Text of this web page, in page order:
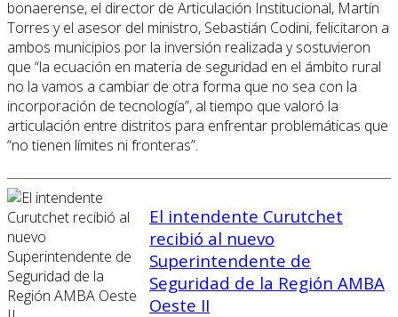
bonaerense, el director de Articulación Institucional, Martín
Torres y el asesor del ministro, Sebastián Codini, felicitaron a
ambos municipios por la inversión realizada y sostuvieron
que “la ecuación en materia de seguridad en el ámbito rural
no la vamos a cambiar de otra forma que no sea con la
incorporación de tecnología”, al tiempo que valoró la
articulación entre distritos para enfrentar problemáticas que
“no tienen límites ni fronteras”.
El intendente Curutchet
recibió al nuevo
Superintendente de
Seguridad de la Región AMBA
Oeste II